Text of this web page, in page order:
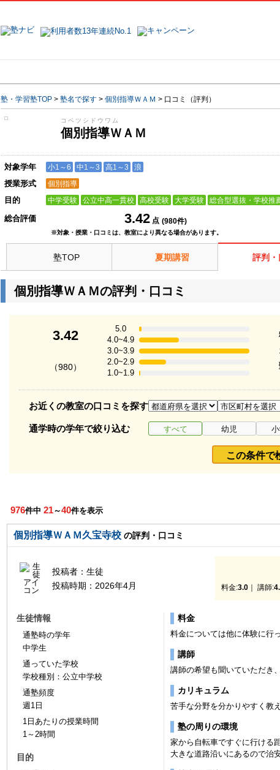
塾・学習塾TOP > 塾名で探す > 個別指導ＷＡＭ > 口コミ（評判）
コベツシドウワム
個別指導ＷＡＭ
対象学年 小1～6 中1～3 高1～3 浪
授業形式 個別指導
目的 中学受験 公立中高一貫校 高校受験 大学受験 総合型選抜・学校推
総合評価 3.42 点 (980件)
※対象・授業・口コミは、教室により異なる場合があります。
塾TOP 夏期講習 評判・
個別指導ＷＡＭの評判・口コミ
3.42
（980）
5.0
4.0~4.9
3.0~3.9
2.0~2.9
1.0~1.9
お近くの教室の口コミを探す
通学時の学年で絞り込む すべて 幼児
この条件で
976件中 21～40件を表示
個別指導ＷＡＭ久宝寺校 の評判・口コミ
投稿者： 生徒
投稿時期： 2026年4月 料金:3.0 ｜ 講師:
生徒情報
通塾時の学年
中学生
通っていた学校
学校種別：公立中学校
通塾頻度
週1日
1日あたりの授業時間
1～2時間
目的
料金
料金については他に体験に行
講師
講師の希望も聞いていただき
カリキュラム
苦手な分野を分かりやすく教
塾の周りの環境
家から自転車ですぐに行ける
大きな道路沿いにあるので治